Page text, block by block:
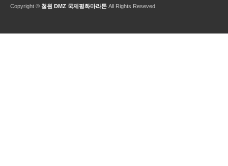
Copyright © 철원 DMZ 국제평화마라톤 All Rights Reseved.